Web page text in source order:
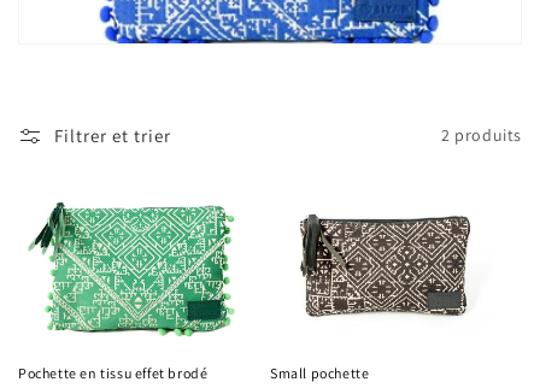
n
Filtrer et trier 2 produits
Pochette en tissu effet brodé Small pochette